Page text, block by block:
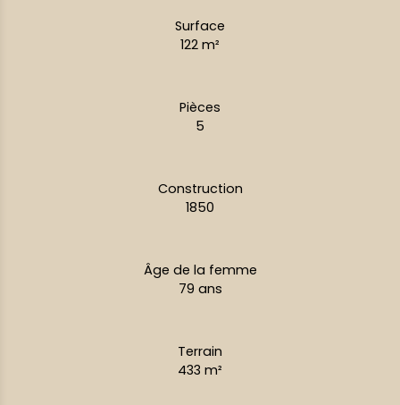
Surface
122 m²
Pièces
5
Construction
1850
Âge de la femme
79 ans
Terrain
433 m²